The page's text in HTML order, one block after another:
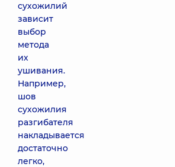
сухожилий
зависит
выбор
метода
их
ушивания.
Например,
шов
сухожилия
разгибателя
накладывается
достаточно
легко,